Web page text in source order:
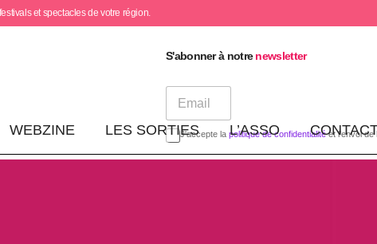
et spectacles de votre région.
S'abonner à notrenewsletter
a
i
l
J'accepte la politique de confidentialitéet l'envoi de
WEBZINE LES SORTIES L’ASSO